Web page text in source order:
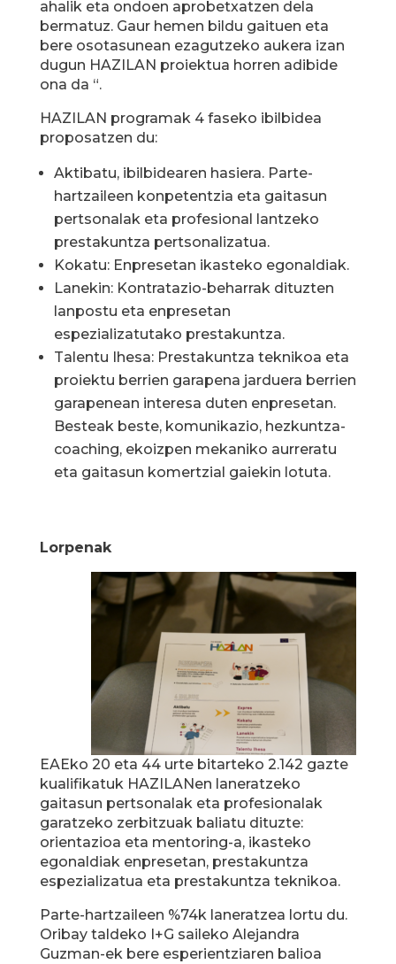
ahalik eta ondoen aprobetxatzen dela
bermatuz. Gaur hemen bildu gaituen eta
bere osotasunean ezagutzeko aukera izan
dugun HAZILAN proiektua horren adibide
ona da “.
HAZILAN programak 4 faseko ibilbidea
proposatzen du:
Aktibatu, ibilbidearen hasiera. Parte-
hartzaileen konpetentzia eta gaitasun
pertsonalak eta profesional lantzeko
prestakuntza pertsonalizatua.
Kokatu: Enpresetan ikasteko egonaldiak.
Lanekin: Kontratazio-beharrak dituzten
lanpostu eta enpresetan
espezializatutako prestakuntza.
Talentu Ihesa: Prestakuntza teknikoa eta
proiektu berrien garapena jarduera berrien
garapenean interesa duten enpresetan.
Besteak beste, komunikazio, hezkuntza-
coaching, ekoizpen mekaniko aurreratu
eta gaitasun komertzial gaiekin lotuta.
Lorpenak
EAEko 20 eta 44 urte bitarteko 2.142 gazte
kualifikatuk HAZILANen laneratzeko
gaitasun pertsonalak eta profesionalak
garatzeko zerbitzuak baliatu dituzte:
orientazioa eta mentoring-a, ikasteko
egonaldiak enpresetan, prestakuntza
espezializatua eta prestakuntza teknikoa.
Parte-hartzaileen %74k laneratzea lortu du.
Oribay taldeko I+G saileko Alejandra
Guzman-ek bere esperientziaren balioa